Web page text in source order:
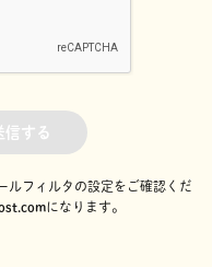
信する
ルフィルタの設定をご確認くだ
になります。